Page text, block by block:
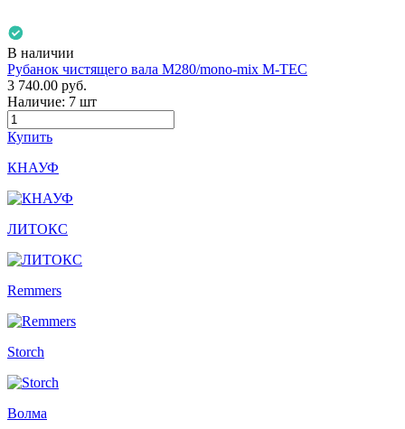
В наличии
Рубанок чистящего вала М280/mono-mix M-TEC
3 740.00 руб.
Наличие: 7 шт
Купить
КНАУФ
ЛИТОКС
Remmers
Storch
Волма